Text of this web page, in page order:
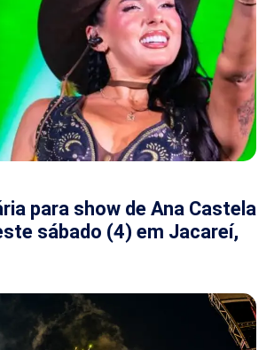
para show de Ana Castela
sábado (4) em Jacareí,